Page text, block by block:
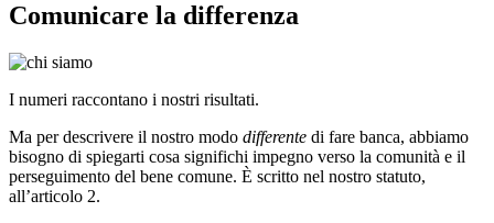
Comunicare la differenza
I numeri raccontano i nostri risultati.
Ma per descrivere il nostro modo differente di fare banca, abbiamo
bisogno di spiegarti cosa significhi impegno verso la comunità e il
perseguimento del bene comune. È scritto nel nostro statuto,
all’articolo 2.